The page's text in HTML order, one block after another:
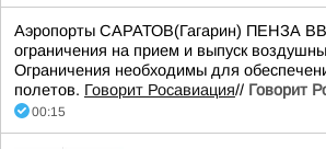
Аэропорты САРАТОВ(Гагарин) ПЕНЗА
ограничения на прием и выпуск
Ограничения необходимы для
полетов. Говорит Росавиация// Говорит
00:15